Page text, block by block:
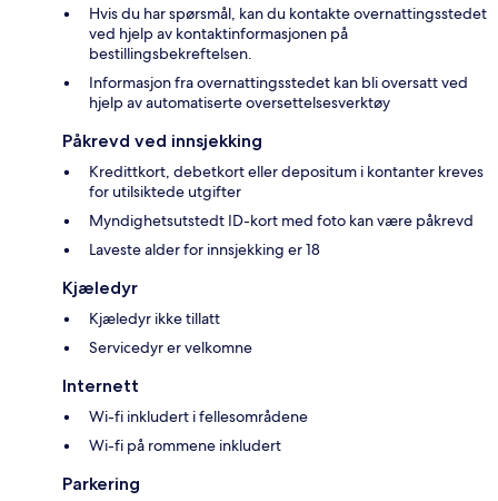
Hvis du har spørsmål, kan du kontakte overnattingsstedet
ved hjelp av kontaktinformasjonen på
bestillingsbekreftelsen.
Informasjon fra overnattingsstedet kan bli oversatt ved
hjelp av automatiserte oversettelsesverktøy
Påkrevd ved innsjekking
Kredittkort, debetkort eller depositum i kontanter kreves
for utilsiktede utgifter
Myndighetsutstedt ID-kort med foto kan være påkrevd
Laveste alder for innsjekking er 18
Kjæledyr
Kjæledyr ikke tillatt
Servicedyr er velkomne
Internett
Wi-fi inkludert i fellesområdene
Wi-fi på rommene inkludert
Parkering